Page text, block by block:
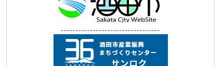
----------------------------------